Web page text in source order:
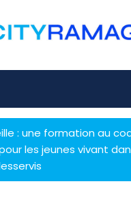
: une formation au
les jeunes vivant